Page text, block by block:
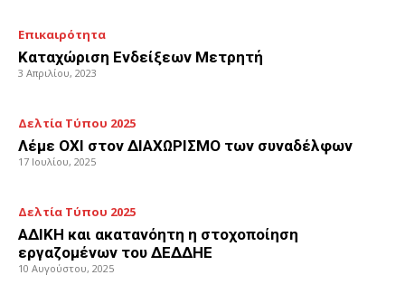
Επικαιρότητα
Καταχώριση Ενδείξεων Μετρητή
3 Απριλίου, 2023
Δελτία Τύπου 2025
Λέμε ΟΧΙ στον ΔΙΑΧΩΡΙΣΜΟ των συναδέλφων
17 Ιουλίου, 2025
Δελτία Τύπου 2025
ΑΔΙΚΗ και ακατανόητη η στοχοποίηση
εργαζομένων του ΔΕΔΔΗΕ
10 Αυγούστου, 2025